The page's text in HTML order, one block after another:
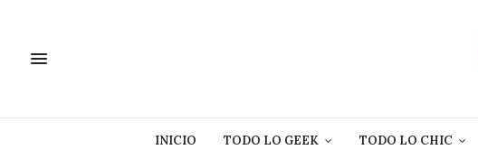
INICIO TODO LO GEEK TODO LO CHIC